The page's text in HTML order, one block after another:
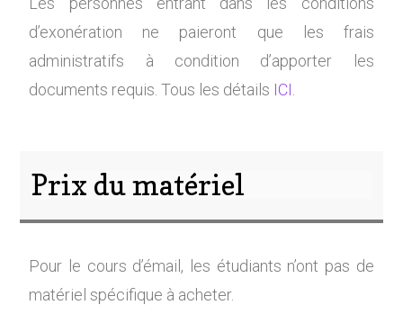
d’exonération ne paieront que les frais
administratifs à condition d’apporter les
documents requis. Tous les détails ICI
Prix du matériel
Pour le cours d’émail, les étudiants n’ont pas de
matériel spécifique à acheter.